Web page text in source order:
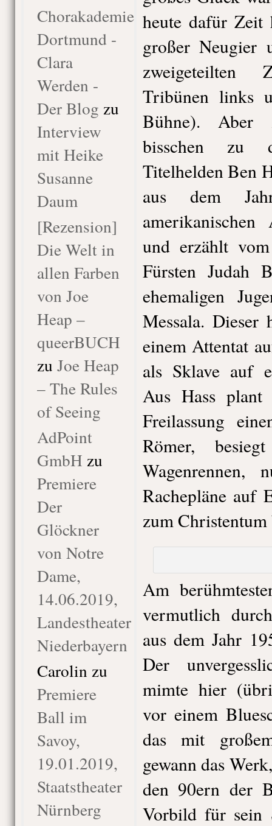
Chorakademie
Dortmund -
Clara
Werden -
Der Blog zu
Interview
mit Heike
Susanne
Daum
[Rezension]
Die Welt in
allen Farben
von Joe
Heap –
queerBUCH
zu Joe Heap
– The Rules
of Seeing
AdPoint
GmbH zu
Premiere
Der
Glöckner
von Notre
Dame,
14.06.2019,
Landestheater
Niederbayern
Carolin zu
Premiere
Ball im
Savoy,
19.01.2019,
Staatstheater
Nürnberg
heute dafür
großer Neugier
zweigeteilten
Tribünen links
Bühne). Aber
bisschen zu
Titelhelden Ben
aus dem
und erzählt
Fürsten Judah
ehemaligen
Messala.
einem Attentat
als Sklave auf
Aus Hass
Freilassung
Römer,
Rachepläne auf
zum Christentum
Am
vermutlich
aus dem Jahr
Der
mimte hier
vor einem
das mit
gewann das
den 90ern der
Vorbild für sein